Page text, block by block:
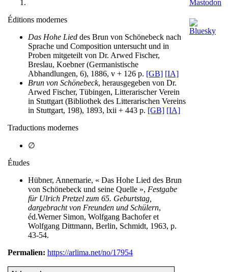
Éditions modernes
Das Hohe Lied des Brun von Schönebeck nach
Sprache und Composition untersucht und in
Proben mitgeteilt von Dr. Arwed Fischer,
Breslau, Koebner (Germanistische
Abhandlungen, 6), 1886, v + 126 p. [GB] [IA]
Brun von Schönebeck, herausgegeben von Dr.
Arwed Fischer, Tübingen, Litterarischer Verein
in Stuttgart (Bibliothek des Litterarischen Vereins
in Stuttgart, 198), 1893, lxii + 443 p. [GB] [IA]
Traductions modernes
∅
Études
Hübner, Annemarie, « Das Hohe Lied des Brun
von Schönebeck und seine Quelle », Festgabe
für Ulrich Pretzel zum 65. Geburtstag,
dargebracht von Freunden und Schülern,
éd.Werner Simon, Wolfgang Bachofer et
Wolfgang Dittmann, Berlin, Schmidt, 1963, p.
43-54.
Permalien: https://arlima.net/no/17954